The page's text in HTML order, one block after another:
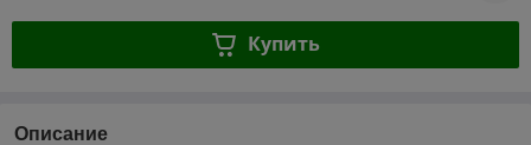
Купить
Описание